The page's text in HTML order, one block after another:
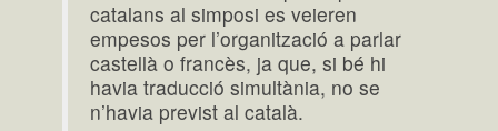
catalans al simposi es veieren
empesos per l’organització a parlar
castellà o francès, ja que, si bé hi
havia traducció simultània, no se
n’havia previst al català.